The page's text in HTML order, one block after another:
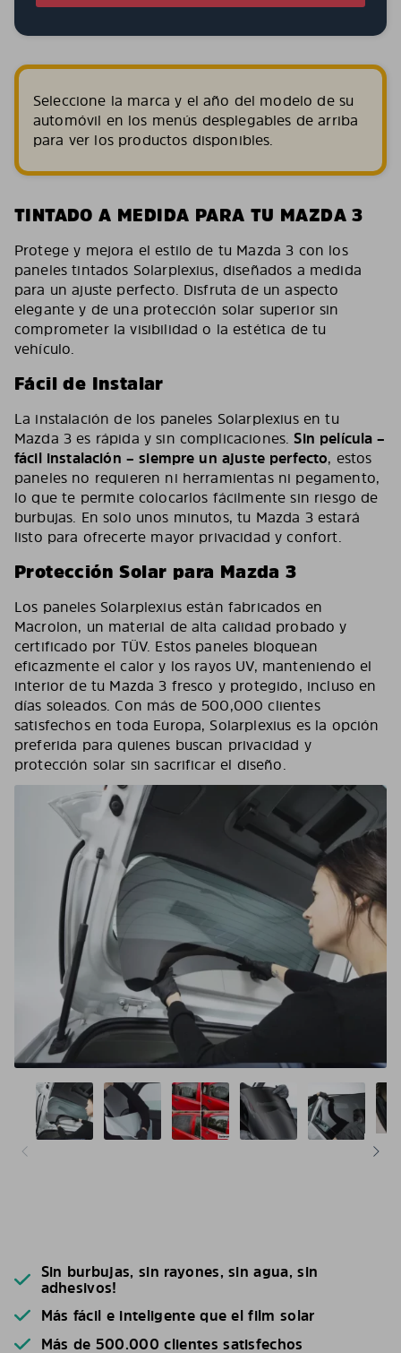
Seleccione la marca y el año del modelo de su
automóvil en los menús desplegables de arriba
para ver los productos disponibles.
TINTADO A MEDIDA PARA TU MAZDA 3
Protege y mejora el estilo de tu Mazda 3 con los
paneles tintados Solarplexius, diseñados a medida
para un ajuste perfecto. Disfruta de un aspecto
elegante y de una protección solar superior sin
comprometer la visibilidad o la estética de tu
vehículo.
Fácil de Instalar
La instalación de los paneles Solarplexius en tu
Mazda 3 es rápida y sin complicaciones.Sin película –
fácil instalación – siempre un ajuste perfecto, estos
paneles no requieren ni herramientas ni pegamento,
lo que te permite colocarlos fácilmente sin riesgo de
burbujas. En solo unos minutos, tu Mazda 3 estará
listo para ofrecerte mayor privacidad y confort.
Protección Solar para Mazda 3
Los paneles Solarplexius están fabricados en
Macrolon, un material de alta calidad probado y
certificado por TÜV. Estos paneles bloquean
eficazmente el calor y los rayos UV, manteniendo el
interior de tu Mazda 3 fresco y protegido, incluso en
días soleados. Con más de 500,000 clientes
satisfechos en toda Europa, Solarplexius es la opción
preferida para quienes buscan privacidad y
protección solar sin sacrificar el diseño.
Sin burbujas, sin rayones, sin agua, sin
adhesivos!
Más fácil e inteligente que el film solar
Más de 500.000 clientes satisfechos